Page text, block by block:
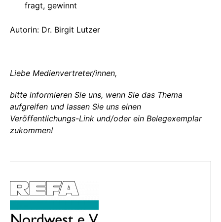
fragt, gewinnt
Autorin: Dr. Birgit Lutzer
Liebe Medienvertreter/innen,
bitte informieren Sie uns, wenn Sie das Thema
aufgreifen und lassen Sie uns einen
Veröffentlichungs-Link und/oder ein Belegexemplar
zukommen!